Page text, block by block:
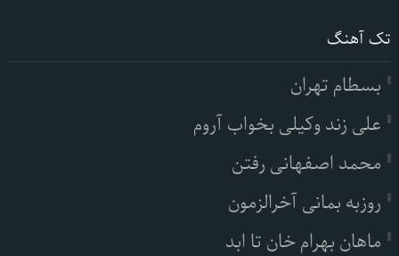
تک آهنگ
بسطام تهران
علی زند وکیلی بخواب آروم
محمد اصفهانی رفتن
روزبه بمانی آخرالزمون
ماهان بهرام خان تا ابد